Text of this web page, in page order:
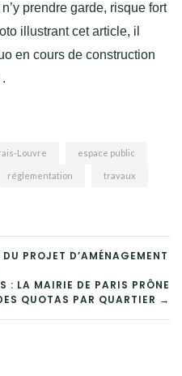
prendre garde, risque fort
illustrant cet article, il
en cours de construction
Louvre espace public
réglementation travaux
PROJET D’AMÉNAGEMENT
: LA MAIRIE DE PARIS PRÔNE
QUOTAS PAR QUARTIER →